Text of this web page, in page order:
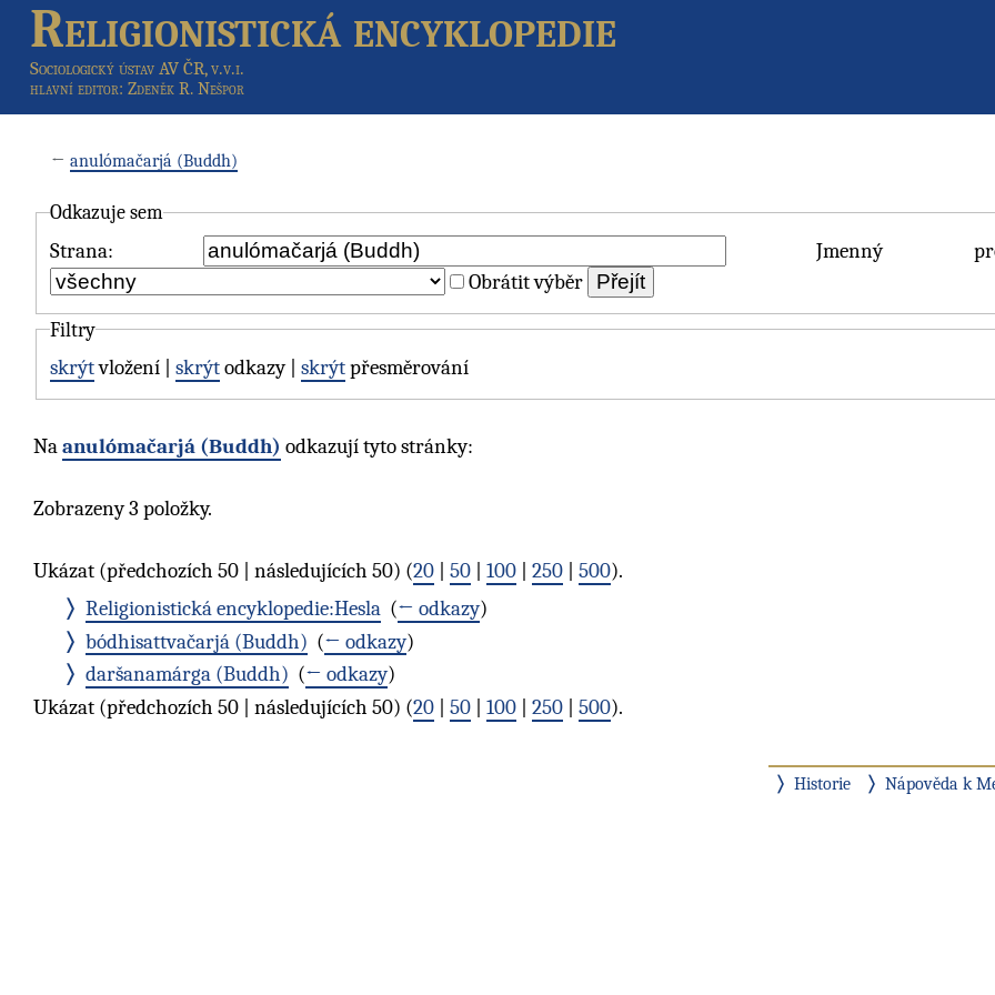
Religionistická encyklopedie
Sociologický ústav AV ČR, v.v.i.
hlavní editor: Zdeněk R. Nešpor
← anulómačarjá (Buddh)
Odkazuje sem
Strana:
Jmenný
Obrátit výběr
Filtry
skrýtvložení | skrýtodkazy | skrýtpřesměrování
Naanulómačarjá (Buddh) odkazují tyto stránky:
Zobrazeny 3 položky.
Ukázat (předchozích 50 | následujících 50) (20 50 100 250 500).
Religionistická encyklopedie:Hesla‎ (← odkazy)
bódhisattvačarjá (Buddh) (← odkazy)
daršanamárga (Buddh) (← odkazy)
Ukázat (předchozích 50 | následujících 50) (20 50 100 250 500).
Historie Nápověda k